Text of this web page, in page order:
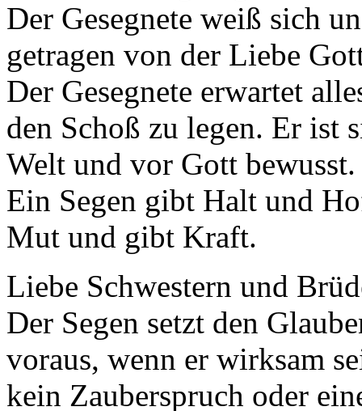
Der Gesegnete weiß sich
getragen von der Liebe
Der Gesegnete erwartet
den Schoß zu legen. Er ist
Welt und vor Gott bewusst.
Ein Segen gibt Halt und
Mut und gibt Kraft.
Liebe Schwestern und
Der Segen setzt den
voraus, wenn er wirksam
kein Zauberspruch oder